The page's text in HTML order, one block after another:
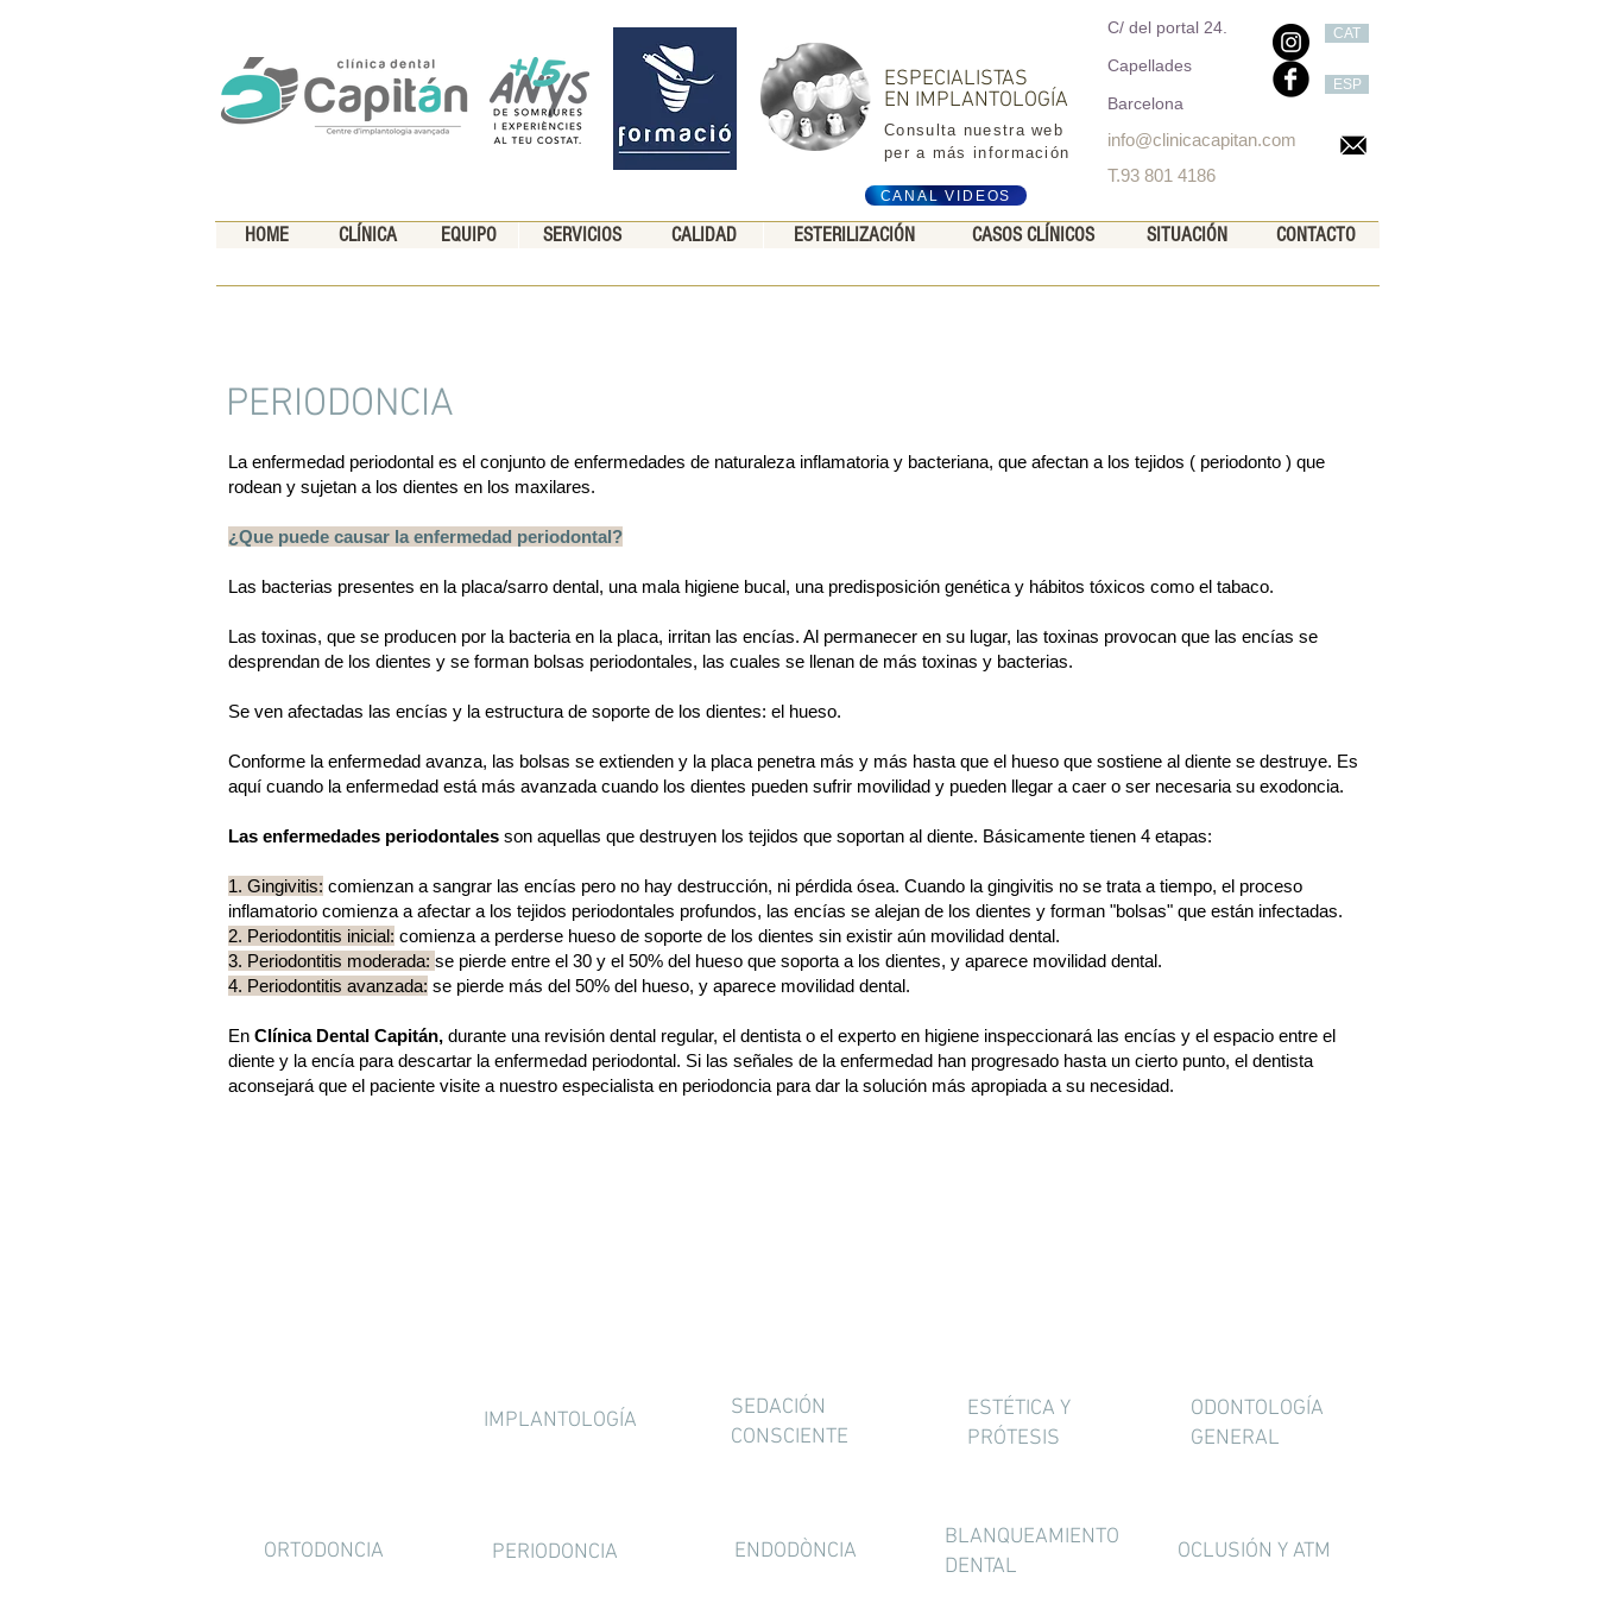
C/ del portal 24.
Capellades
Barcelona
info@clinicacapitan.com
T.93 801 4186
CAT
ESP
CANAL VIDEOS
ESPECIALISTAS
EN IMPLANTOLOGÍA
Consulta nuestra web
per a más información
CONTACTO
SITUACIÓN
CASOS CLÍNICOS
ESTERILIZACIÓN
CALIDAD
SERVICIOS
EQUIPO
CLÍNICA
HOME
PERIODONCIA
La enfermedad periodontal es el conjunto de enfermedades de naturaleza inflamatoria y bacteriana, que afectan a los tejidos ( periodonto ) que
rodean y sujetan a los dientes en los maxilares.
¿Que puede causar la enfermedad periodontal?
Las bacterias presentes en la placa/sarro dental, una mala higiene bucal, una predisposición genética y hábitos tóxicos como el tabaco.
Las toxinas, que se producen por la bacteria en la placa, irritan las encías. Al permanecer en su lugar, las toxinas provocan que las encías se
desprendan de los dientes y se forman bolsas periodontales, las cuales se llenan de más toxinas y bacterias.
Se ven afectadas las encías y la estructura de soporte de los dientes: el hueso.
Conforme la enfermedad avanza, las bolsas se extienden y la placa penetra más y más hasta que el hueso que sostiene al diente se destruye. Es
aquí cuando la enfermedad está más avanzada cuando los dientes pueden sufrir movilidad y pueden llegar a caer o ser necesaria su exodoncia.
Las enfermedades periodontales son aquellas que destruyen los tejidos que soportan al diente. Básicamente tienen 4 etapas:
1. Gingivitis: comienzan a sangrar las encías pero no hay destrucción, ni pérdida ósea. Cuando la gingivitis no se trata a tiempo, el proceso
inflamatorio comienza a afectar a los tejidos periodontales profundos, las encías se alejan de los dientes y forman "bolsas" que están infectadas.
2. Periodontitis inicial: comienza a perderse hueso de soporte de los dientes sin existir aún movilidad dental.
3. Periodontitis moderada: se pierde entre el 30 y el 50% del hueso que soporta a los dientes, y aparece movilidad dental.
4. Periodontitis avanzada: se pierde más del 50% del hueso, y aparece movilidad dental.
En Clínica Dental Capitán, durante una revisión dental regular, el dentista o el experto en higiene inspeccionará las encías y el espacio entre el
diente y la encía para descartar la enfermedad periodontal. Si las señales de la enfermedad han progresado hasta un cierto punto, el dentista
aconsejará que el paciente visite a nuestro especialista en periodoncia para dar la solución más apropiada a su necesidad.
IMPLANTOLOGÍA
SEDACIÓN
CONSCIENTE
ESTÉTICA Y
PRÓTESIS
ODONTOLOGÍA
GENERAL
ORTODONCIA PERIODONCIA ENDODÒNCIA
BLANQUEAMIENTO
DENTAL
OCLUSIÓN Y ATM